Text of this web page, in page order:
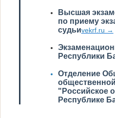
Высшая
по приему
судьиvekrf.ru →
Республики
Отделение
"Российское
Республике